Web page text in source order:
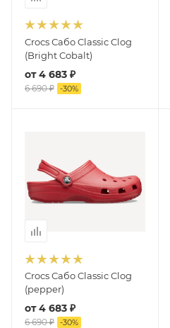
Crocs Сабо Classic Clog
(Bright Cobalt)
от4 683 ₽
6 690 ₽ -30%
Crocs Сабо Classic Clog
(pepper)
от4 683 ₽
6 690 ₽ -30%